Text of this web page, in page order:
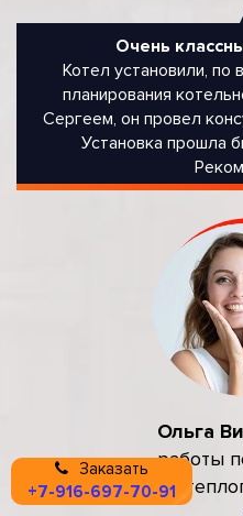
Очень
Котел установили,
планирования
Сергеем, он провел
Установка прошла
Ольга
работы
Заказать
+7-916-697-70-91